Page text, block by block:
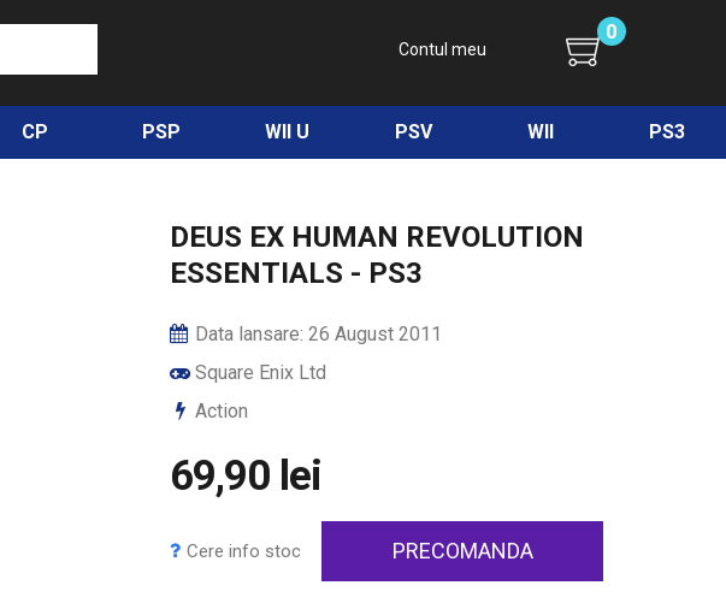
Contul meu
0
CP PSP WII U PSV WII PS3
DEUS EX HUMAN REVOLUTION
ESSENTIALS - PS3
Data lansare: 26 August 2011
Square Enix Ltd
Action
69,90 lei
Cere info stoc PRECOMANDA